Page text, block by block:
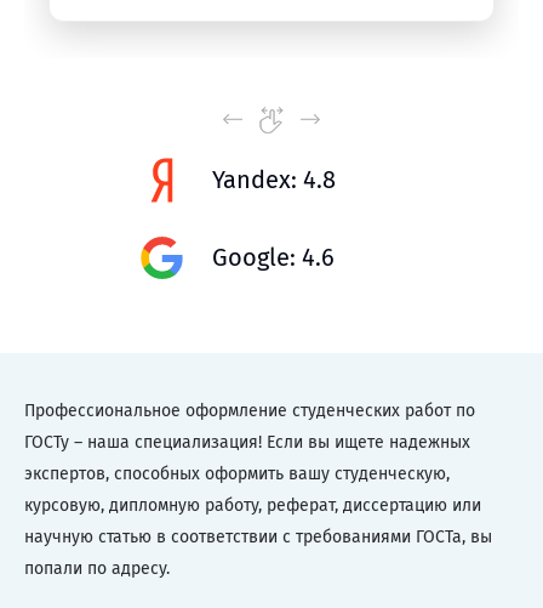
Yandex: 4.8
Google: 4.6
Профессиональное оформление студенческих работ по
ГОСТу – наша специализация! Если вы ищете надежных
экспертов, способных оформить вашу студенческую,
курсовую, дипломную работу, реферат, диссертацию или
научную статью в соответствии с требованиями ГОСТа, вы
попали по адресу.